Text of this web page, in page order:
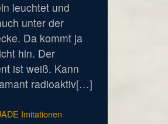
leuchtet und
unter der
Da kommt ja
hin. Der
ist weiß. Kann
radioaktiv[…]
Imitationen